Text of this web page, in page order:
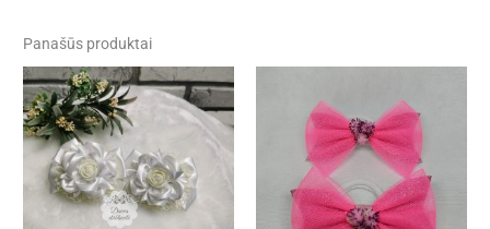
Panašūs produktai